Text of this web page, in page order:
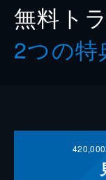
無料ト
2つの特
420,000